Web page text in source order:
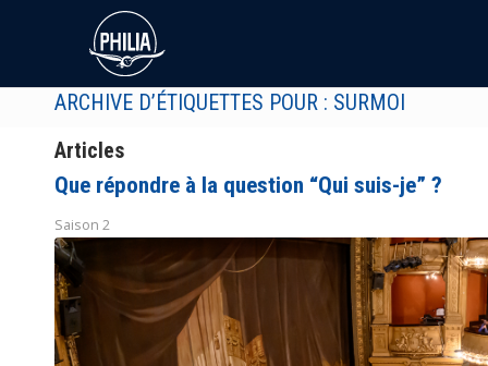
ARCHIVE D’ÉTIQUETTES POUR : SURMOI
Articles
Que répondre à la question “Qui suis-je” ?
Saison 2